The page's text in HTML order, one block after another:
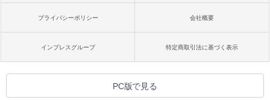
プライバシーポリシー 会社概要
インプレスグループ 特定商取引法に基づく表示
PC版で見る